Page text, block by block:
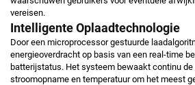
vereisen.
Intelligente Oplaadtechnologie
Door een microprocessor gestuurde
energieoverdracht op basis van een real-time
batterijstatus. Het systeem bewaakt continu de
stroomopname en temperatuur om het meest